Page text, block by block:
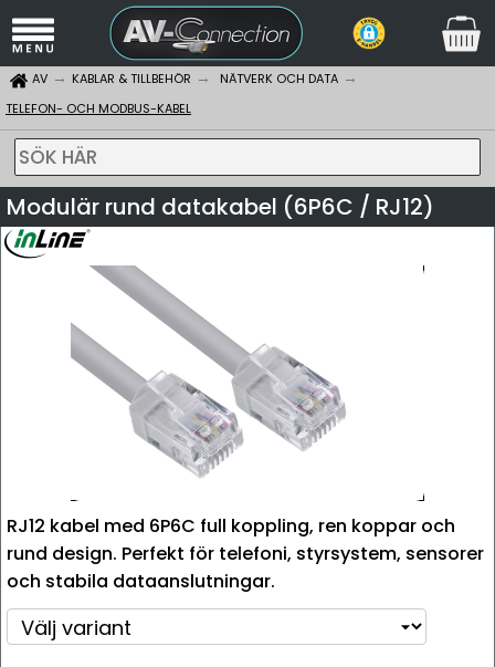
AV KABLAR & TILLBEHÖR
NÄTVERK OCH DATA
TELEFON- OCH MODBUS-KABEL
SÖK HÄR
Modulär rund datakabel (6P6C / RJ12)
RJ12 kabel med 6P6C full koppling, ren koppar och
rund design. Perfekt för telefoni, styrsystem, sensorer
och stabila dataanslutningar.